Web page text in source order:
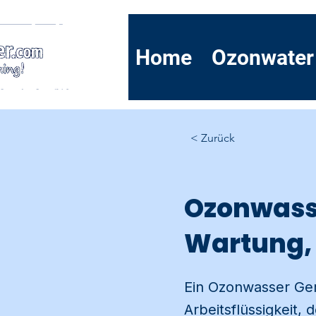
Home Ozonwater
< Zurück
Wartung,
Ein Ozonwasser
Arbeitsflüssigkeit,